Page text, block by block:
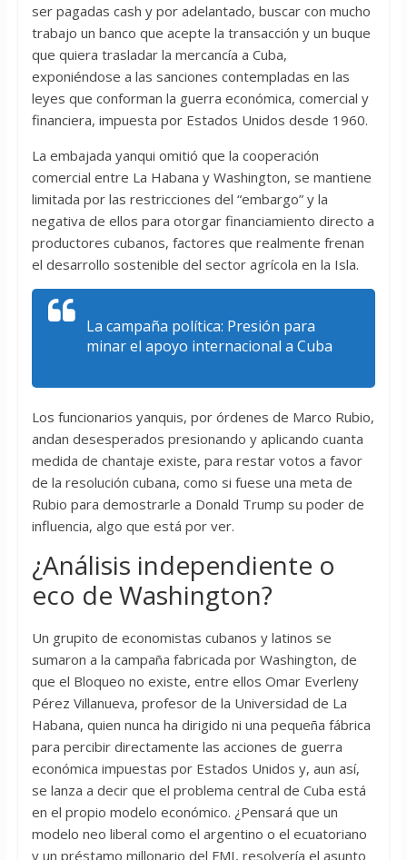
ser pagadas cash y por adelantado, buscar con mucho
trabajo un banco que acepte la transacción y un buque
que quiera trasladar la mercancía a Cuba,
exponiéndose a las sanciones contempladas en las
leyes que conforman la guerra económica, comercial y
financiera, impuesta por Estados Unidos desde 1960.
La embajada yanqui omitió que la cooperación
comercial entre La Habana y Washington, se mantiene
limitada por las restricciones del “embargo” y la
negativa de ellos para otorgar financiamiento directo a
productores cubanos, factores que realmente frenan
el desarrollo sostenible del sector agrícola en la Isla.
La campaña política: Presión para
minar el apoyo internacional a Cuba
Los funcionarios yanquis, por órdenes de Marco Rubio,
andan desesperados presionando y aplicando cuanta
medida de chantaje existe, para restar votos a favor
de la resolución cubana, como si fuese una meta de
Rubio para demostrarle a Donald Trump su poder de
influencia, algo que está por ver.
¿Análisis independiente o
eco de Washington?
Un grupito de economistas cubanos y latinos se
sumaron a la campaña fabricada por Washington, de
que el Bloqueo no existe, entre ellos Omar Everleny
Pérez Villanueva, profesor de la Universidad de La
Habana, quien nunca ha dirigido ni una pequeña fábrica
para percibir directamente las acciones de guerra
económica impuestas por Estados Unidos y, aun así,
se lanza a decir que el problema central de Cuba está
en el propio modelo económico. ¿Pensará que un
modelo neo liberal como el argentino o el ecuatoriano
y un préstamo millonario del FMI, resolvería el asunto